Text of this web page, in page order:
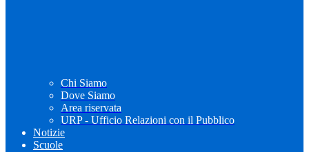
Chi Siamo
Dove Siamo
Area riservata
URP - Ufficio Relazioni con il Pubblico
Notizie
Scuole